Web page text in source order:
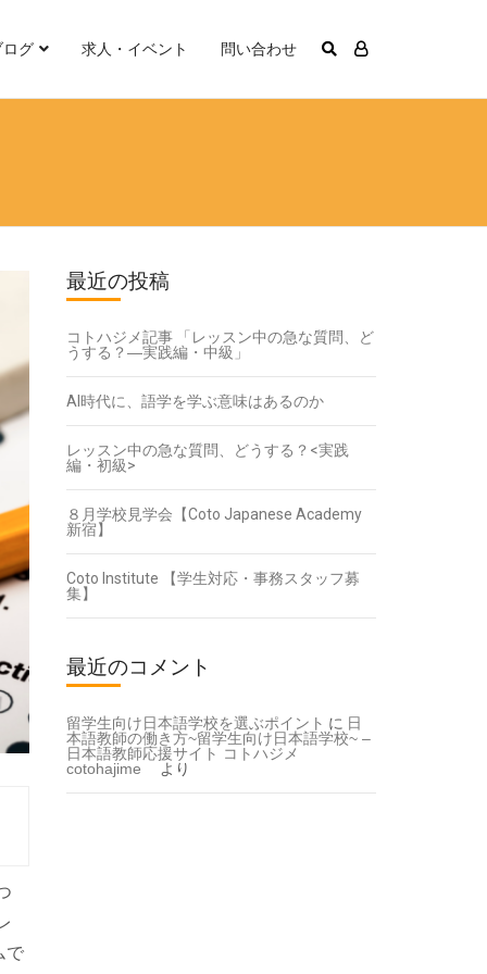
ログ 求人・イベント 問い合わせ
で
最近の投稿
コトハジメ記事 「レッスン中の急な質問、ど
うする？―実践編・中級」
AI時代に、語学を学ぶ意味はあるのか
レッスン中の急な質問、どうする？<実践
編・初級>
８月学校見学会【Coto Japanese Academy
新宿】
Coto Institute 【学生対応・事務スタッフ募
集】
最近のコメント
留学生向け日本語学校を選ぶポイント に 日
本語教師の働き方~留学生向け日本語学校~ –
日本語教師応援サイト コトハジメ
cotohajime
より